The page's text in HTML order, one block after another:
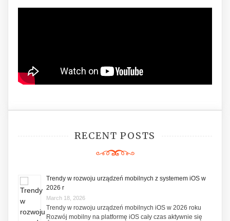
RECENT POSTS
Trendy w rozwoju urządzeń mobilnych z systemem iOS w
2026 r
March 18, 2026
Trendy w rozwoju urządzeń mobilnych iOS w 2026 roku
Rozwój mobilny na platformę iOS cały czas aktywnie się